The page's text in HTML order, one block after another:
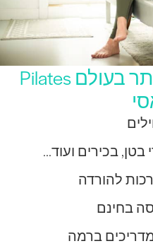
המקור המהימן ביותר בעולם Pilates
בכירים ועוד...
להורדה
ברמה